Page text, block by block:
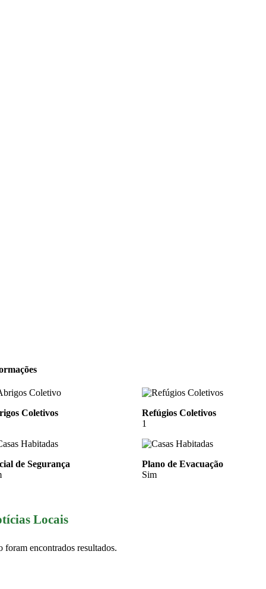
Coletivos
Refúgios Coletivos
1
de Segurança
Plano de Evacuação
Sim
Locais
foram encontrados resultados.